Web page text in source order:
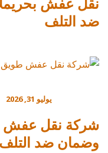
ضد التلف
يوليو 31, 2026
شركة نقل عفش
وضمان ضد التلف